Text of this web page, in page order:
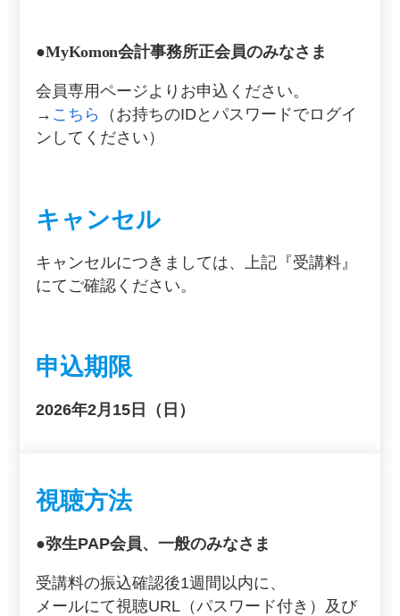
●MyKomon会計事務所正会員のみなさま
会員専用ページよりお申込ください。
→ こちら
（お持ちのIDとパスワードでログイ
ンしてください）
キャンセル
キャンセルにつきましては、上記『受講料』
にてご確認ください。
申込期限
2026年2月15日（日）
視聴方法
●弥生PAP会員、一般のみなさま
受講料の振込確認後1週間以内に、
メールにて視聴URL（パスワード付き）及び